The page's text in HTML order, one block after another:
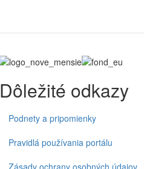
Dôležité odkazy
Podnety a pripomienky
Pravidlá používania portálu